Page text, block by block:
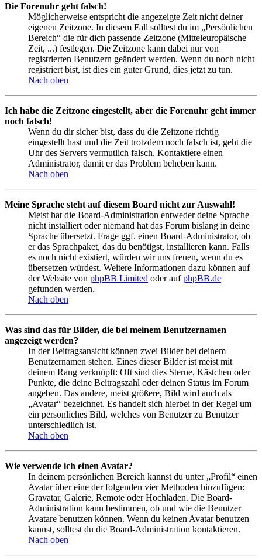
Die Forenuhr geht falsch!
Möglicherweise entspricht die angezeigte Zeit nicht deiner
eigenen Zeitzone. In diesem Fall solltest du im „Persönlichen
Bereich“ die für dich passende Zeitzone (Mitteleuropäische
Zeit, ...) festlegen. Die Zeitzone kann dabei nur von
registrierten Benutzern geändert werden. Wenn du noch nicht
registriert bist, ist dies ein guter Grund, dies jetzt zu tun.
Nach oben
Ich habe die Zeitzone eingestellt, aber die Forenuhr geht immer
noch falsch!
Wenn du dir sicher bist, dass du die Zeitzone richtig
eingestellt hast und die Zeit trotzdem noch falsch ist, geht die
Uhr des Servers vermutlich falsch. Kontaktiere einen
Administrator, damit er das Problem beheben kann.
Nach oben
Meine Sprache steht auf diesem Board nicht zur Auswahl!
Meist hat die Board-Administration entweder deine Sprache
nicht installiert oder niemand hat das Forum bislang in deine
Sprache übersetzt. Frage ggf. einen Board-Administrator, ob
er das Sprachpaket, das du benötigst, installieren kann. Falls
es noch nicht existiert, würden wir uns freuen, wenn du es
übersetzen würdest. Weitere Informationen dazu können auf
der Website von phpBB Limited oder aufphpBB.de
gefunden werden.
Nach oben
Was sind das für Bilder, die bei meinem Benutzernamen
angezeigt werden?
In der Beitragsansicht können zwei Bilder bei deinem
Benutzernamen stehen. Eines dieser Bilder ist meist mit
deinem Rang verknüpft: Oft sind dies Sterne, Kästchen oder
Punkte, die deine Beitragszahl oder deinen Status im Forum
angeben. Das andere, meist größere, Bild wird auch als
„Avatar“ bezeichnet. Es handelt sich hierbei in der Regel um
ein persönliches Bild, welches von Benutzer zu Benutzer
unterschiedlich ist.
Nach oben
Wie verwende ich einen Avatar?
In deinem persönlichen Bereich kannst du unter „Profil“ einen
Avatar über eine der folgenden vier Methoden hinzufügen:
Gravatar, Galerie, Remote oder Hochladen. Die Board-
Administration kann bestimmen, ob und wie die Benutzer
Avatare benutzen können. Wenn du keinen Avatar benutzen
kannst, solltest du die Board-Administration kontaktieren.
Nach oben